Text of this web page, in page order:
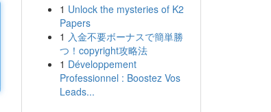
1 Unlock the mysteries of K2
Papers
1 入金不要ボーナスで簡単勝
つ！copyright攻略法
1 Développement
Professionnel : Boostez Vos
Leads...